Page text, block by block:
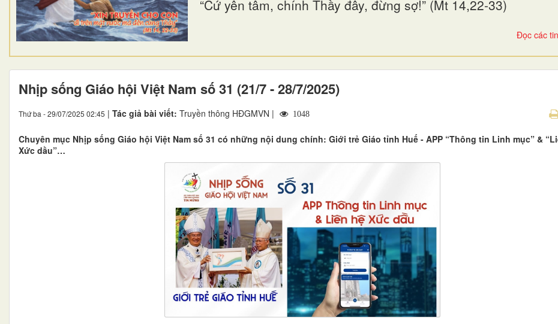
“Cứ yên tâm, chính Thầy đây, đừng sợ!” (Mt 14,22-33)
Đọc các
Nhịp sống Giáo hội Việt Nam số 31 (21/7 - 28/7/2025)
Thứ ba - 29/07/2025 02:45 | Tác giả bài viết: Truyền thông HĐGMVN | 1048
Chuyên mục Nhịp sống Giáo hội Việt Nam số 31 có những nội dung chính: Giới trẻ Giáo tỉnh Huế - APP “Thông tin Linh mục” &
Xức dầu”…